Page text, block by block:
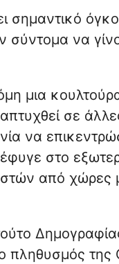
σημαντικό
σύντομα να
μια
σε
να
στο
από χώρες
πληθυσμός της